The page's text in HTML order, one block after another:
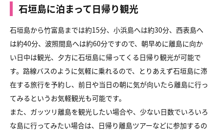
石垣島に泊まって日帰り観光
石垣島から竹富島までは約15分、小浜島へは約30分、西表島へ
は約40分、波照間島へは約60分ですので、朝早めに離島に向か
い日中は観光、夕方に石垣島に帰ってくる日帰り観光が可能で
す。路線バスのように気軽に乗れるので、とりあえず石垣島に滞
在する旅行を予約し、前日や当日の朝に気が向いたら離島に行っ
てみるというお気軽観光も可能です。
また、ガッツリ離島を観光したい場合や、少ない日数でいろいろ
な島に行ってみたい場合は、日帰り離島ツアーなどに参加するの